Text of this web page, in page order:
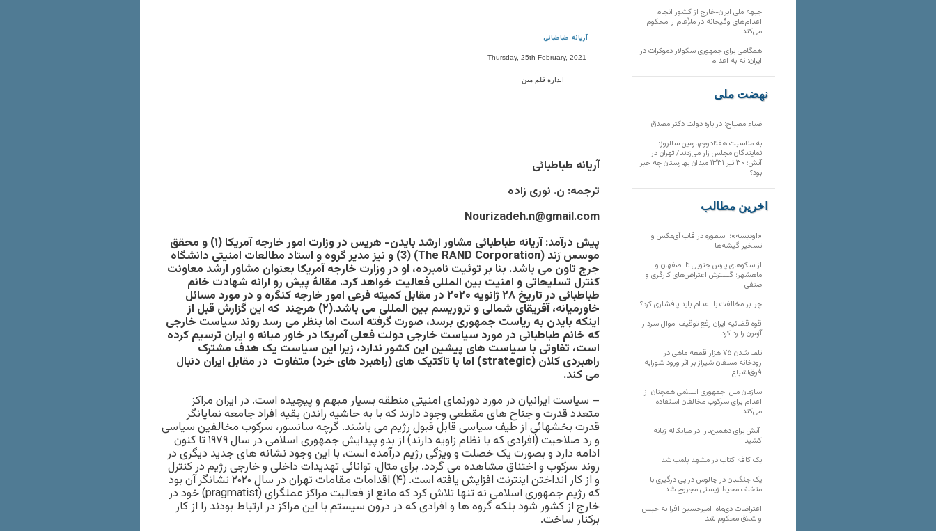
آریانه طباطبائی
Thursday, 25th February, 2021
اندازه قلم متن
آریانه طباطبائی
ترجمه: ن. نوری زاده
Nourizadeh.n@gmail.com
پیش درآمد: آریانه طباطبائی مشاور ارشد بایدن- هریس در وزارت امور خارجه آمریکا
(۱) و محقق
موسس رَند (The RAND Corporation ) (3) و نیز مدیر گروه و استاد مطالعات امنیتی دانشگاه
جرج تاون می باشد. بنا بر توئیت نامبرده، او در وزارت خارجه آمریکا بعنوان مشاور ارشد معاونت
کنترل تسلیحاتی و امنیت بین المللی فعالیت خواهد کرد. مقالۀ پیش رو ارائه شهادت خانم
طباطبائی در تاریخ ۲۸ ژانویه ۲۰۲۰ در مقابل کمیته فرعی امور خارجه کنگره و در مورد مسائل
خاورمیانه، آفریقای شمالی و تروریسم بین المللی می باشد.(۲) هرچند که این گزارش قبل از
اینکه بایدن به ریاست جمهوری برسد، صورت گرفته است اما بنظر می رسد روند سیاست خارجی
که خانم طباطبائی در مورد سیاست خارجی دولت فعلی آمریکا در خاور میانه و ایران ترسیم کرده
است، تفاوتی با سیاست های پیشین این کشور ندارد، زیرا این سیاست یک هدف مشترک
راهبردی کلان (strategic
) اما با تاکتیک های (راهبرد های خرد) متفاوت در مقابل ایران دنبال
می کند.
– سیاست ایرانیان در مورد دورنمای امنیتی منطقه بسیار مبهم و پیچیده است. در ایران مراکز
متعدد قدرت و جناح های مقطعی وجود دارند که با به حاشیه راندن بقیه افراد جامعه نمایانگر
قدرت بخشهائی از طیف سیاسی قابل قبول رژیم می باشند. گرچه سانسور، سرکوب مخالفین سیاسی
و رد صلاحیت (افرادی که با نظام زاویه دارند) از بدو پیدایش جمهوری اسلامی در سال ۱۹۷۹ تا کنون
ادامه دارد و بصورت یک خصلت و ویژگی رژیم درآمده است، با این وجود نشانه های جدید دیگری در
روند سرکوب و اختناق مشاهده می گردد. برای مثال، توانائی تهدیدات داخلی و خارجی رژیم در کنترل
و از کار انداختن اینترنت افزایش یافته است. (۴) اقدامات مقامات تهران در سال ۲۰۲۰ نشانگر آن بود
که رژیم جمهوری اسلامی نه تنها تلاش کرد که مانع از فعالیت مراکز عملگرای (pragmatist) خود در
خارج از کشور شود بلکه گروه ها و افرادی که در درون سیستم با این مراکز در ارتباط بودند را از کار
برکنار ساخت.
جبهه ملی ایران-خارج از کشور انجام
اعدام‌های وقیحانه در ملأِعام را محکوم
می‌کند
همگامی برای جمهوری سکولار دموکرات در
ایران: نه به اعدام
نهضت ملی
ضیاء مصباح: در باره دولت دکتر مصدق
به مناسبت هفتادوچهارمین سالروز:
نمایندگان مجلس زار می‌زدند/ تهران در
آتش؛ ۳۰ تیر ۱۳۳۱ میدان بهارستان چه خبر
بود؟
آخرین مطالب
«اودیسه»؛ اسطوره در قاب آی‌مکس و
تسخیر گیشه‌ها
از سکوهای پارس جنوبی تا اصفهان و
ماهشهر؛ گسترش اعتراض‌های کارگری و
صنفی
چرا بر مخالفت با اعدام باید پافشاری کرد؟
قوه قضائیه ایران رفع توقیف اموال سردار
آزمون را رد کرد
تلف شدن ۷۵ هزار قطعه ماهی در
رودخانه مسقان شیراز بر اثر ورود شورابه
فوق‌اشباع
سازمان ملل: جمهوری اسلامی همچنان از
اعدام برای سرکوب مخالفان استفاده
می‌کند
آتش برای دهمین‌بار، در میانکاله زبانه
کشید
یک کافه کتاب در مشهد پلمب شد
یک جنگلبان در چالوس در پی درگیری با
متخلف محیط زیستی مجروح شد
اعتراضات دی‌ماه؛ امیرحسین افرا به حبس
و شلاق محکوم شد